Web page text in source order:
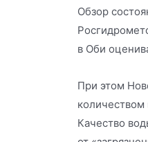
Обзор
в Оби
При этом
количеством
Качество